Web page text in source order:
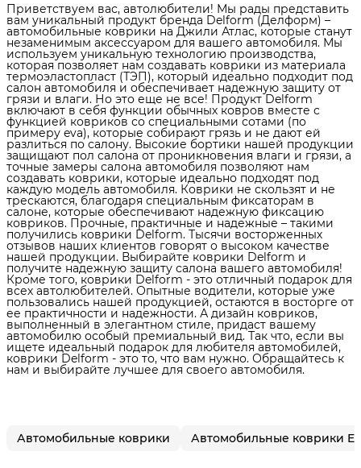
Приветствуем вас, автолюбители! Мы рады представить
вам уникальный продукт бренда Delform (Делформ) –
автомобильные коврики на Джили Атлас, которые станут
незаменимым аксессуаром для вашего автомобиля. Мы
используем уникальную технологию производства,
которая позволяет нам создавать коврики из материала
термоэластопласт (ТЭП), который идеально подходит под
салон автомобиля и обеспечивает надежную защиту от
грязи и влаги. Но это еще не все! Продукт Delform
включают в себя функции обычных ковров вместе с
функцией ковриков со специальными сотами (по
примеру eva), которые собирают грязь и не дают ей
разлиться по салону. Высокие бортики нашей продукции
защищают пол салона от проникновения влаги и грязи, а
точные замеры салона автомобиля позволяют нам
создавать коврики, которые идеально подходят под
каждую модель автомобиля. Коврики не скользят и не
трескаются, благодаря специальным фиксаторам в
салоне, которые обеспечивают надежную фиксацию
ковриков. Прочные, практичные и надежные – такими
получились коврики Delform. Тысячи восторженных
отзывов наших клиентов говорят о высоком качестве
нашей продукции. Выбирайте коврики Delform и
получите надежную защиту салона вашего автомобиля!
Кроме того, коврики Delform - это отличный подарок для
всех автолюбителей. Опытные водители, которые уже
пользовались нашей продукцией, остаются в восторге от
ее практичности и надежности. А дизайн ковриков,
выполненный в элегантном стиле, придаст вашему
автомобилю особый премиальный вид. Так что, если вы
ищете идеальный подарок для любителя автомобилей,
коврики Delform - это то, что вам нужно. Обращайтесь к
нам и выбирайте лучшее для своего автомобиля.
Автомобильные коврики Автомобильные коврики